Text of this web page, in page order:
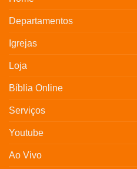
Departamentos
Igrejas
Loja
Bíblia Online
Serviços
Youtube
Ao Vivo